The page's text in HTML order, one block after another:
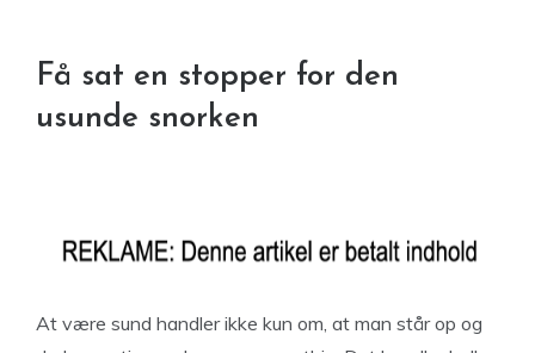
Få sat en stopper for den
usunde snorken
At være sund handler ikke kun om, at man står op og